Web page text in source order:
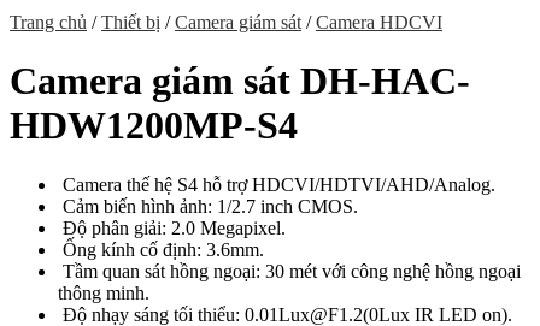
Trang chủ / Thiết bị / Camera giám sát / Camera HDCVI
Camera giám sát DH-HAC-
HDW1200MP-S4
Camera thế hệ S4 hỗ trợ HDCVI/HDTVI/AHD/Analog.
Cảm biến hình ảnh: 1/2.7 inch CMOS.
Độ phân giải: 2.0 Megapixel.
Ống kính cố định: 3.6mm.
Tầm quan sát hồng ngoại: 30 mét với công nghệ hồng ngoại
thông minh.
Độ nhạy sáng tối thiểu: 0.01Lux@F1.2(0Lux IR LED on).